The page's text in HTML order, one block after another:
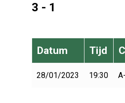
3 - 1
Datum Tijd
28/01/2023 19:30